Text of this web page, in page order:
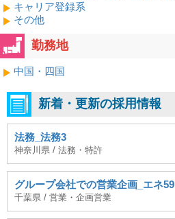
キャリア登録系
その他
勤務地
中国・四国
新着・更新の採用情報
法務_法務3
神奈川県 / 法務・特許
グループ会社での営業企画_エネ59
千葉県 / 営業・企画営業